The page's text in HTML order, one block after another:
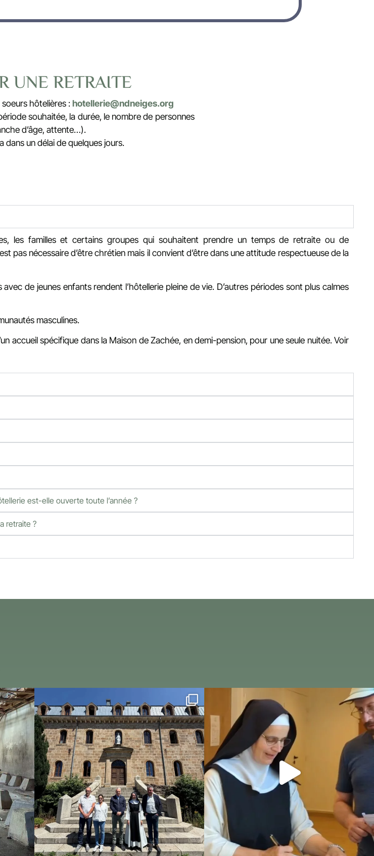
UNE RETRAITE
hôtelières : hotellerie@ndneiges.org
souhaitée, la durée, le nombre de personnes
d’âge, attente…).
un délai de quelques jours.
les familles et certains groupes qui souhaitent prendre un temps de retraite ou de
pas nécessaire d’être chrétien mais il convient d’être dans une attitude respectueuse de la
de jeunes enfants rendent l’hôtellerie pleine de vie. D’autres périodes sont plus calmes
masculines.
accueil spécifique dans la Maison de Zachée, en demi-pension, pour une seule nuitée. Voir
est-elle ouverte toute l’année ?
retraite ?